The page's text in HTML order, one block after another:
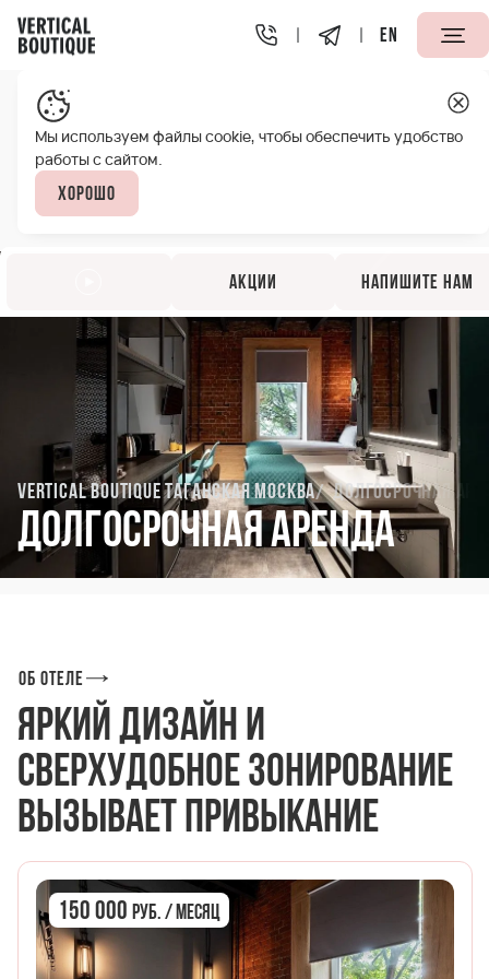
EN
Vertical Boutique Таганская Москва Долгосрочная
Долгосрочная аренда
Об отеле
Яркий дизайн и
сверхудобное зонирование
вызывает привыкание
150 000 руб. / Месяц
Мы используем файлы cookie, чтобы обеспечить удобство
работы с сайтом.
Хорошо
Акции Напишите нам